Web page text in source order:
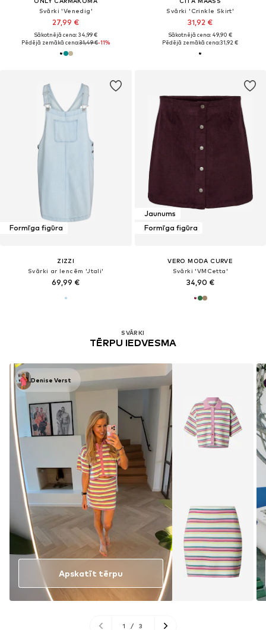
Svārki 'Venedig'
27,99 €
Sākotnējā cena: 34,99 €
Pēdējā zemākā cena:31,49 €-11%
Svārki 'Crinkle Skirt'
31,92 €
Sākotnējā cena: 49,90 €
Pēdējā zemākā cena:31,92 €
Formīga figūra
ZIZZI
Svārki ar lencēm 'Jtali'
69,99 €
Jaunums
Formīga figūra
VERO MODA CURVE
Svārki 'VMCetta'
34,90 €
SVĀRKI
TĒRPU IEDVESMA
Denise Verst
Apskatīt tērpu
1 / 3